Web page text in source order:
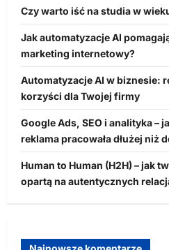
Czy warto iść na studia w
Jak automatyzacje AI
marketing internetowy?
Automatyzacje AI w biznesie:
korzyści dla Twojej firmy
Google Ads, SEO i analityka –
reklama pracowała dłużej niż
Human to Human (H2H) – jak
opartą na autentycznych